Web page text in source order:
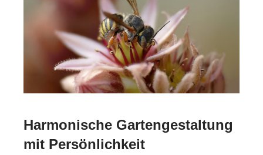
Harmonische Gartengestaltung
mit Persönlichkeit